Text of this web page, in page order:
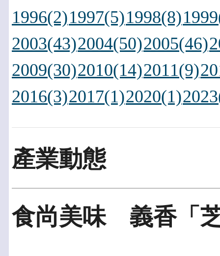
1996(2)1997(5)1998(8)
2003(43)2004(50)2005(46)
2009(30)2010(14)2011(9)
2016(3)2017(1)2020(1)
產業動態
食尚美味 義香「